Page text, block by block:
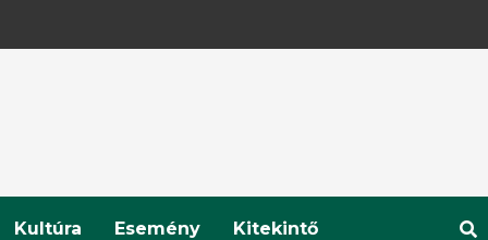
Kultúra Esemény Kitekintő